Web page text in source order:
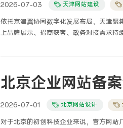
2026-07-03 天津网站建设
依托京津冀协同数字化发展布局，天津
上品牌展示、招商获客、政务对接需求持
回、月度网信巡检预警、本地访问延迟
站的核心特质集中在四点：属地备案严苛
制作流程必须把属地合规、区域性能、行
北京企业网站备
2026-07-01 北京网站设计
对于北京的初创科技企业来说，官方网